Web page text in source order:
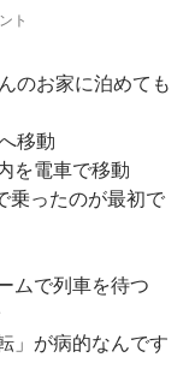
ト
のお家に泊めても
移動
を電車で移動
乗ったのが最初で
ムで列車を待つ
」が病的なんです